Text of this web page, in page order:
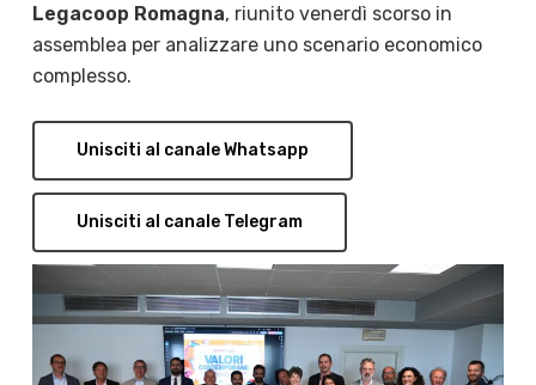
Legacoop Romagna, riunito venerdì scorso in
assemblea per analizzare uno scenario economico
complesso.
Unisciti al canale Whatsapp
Unisciti al canale Telegram